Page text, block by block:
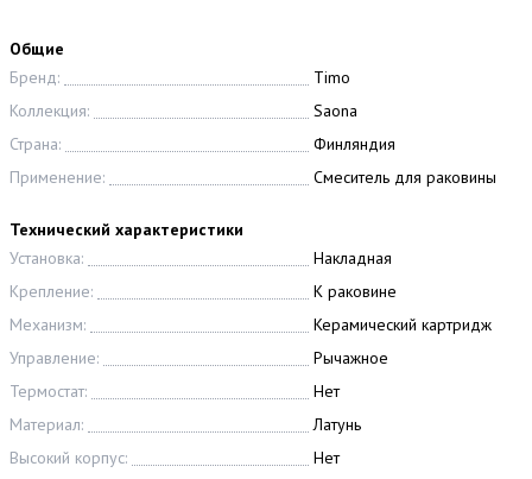
Общие
Бренд:
Timo
Коллекция:
Saona
Страна:
Финляндия
Применение:
Смеситель для раковины
Технический характеристики
Установка:
Накладная
Крепление:
К раковине
Механизм:
Керамический картридж
Управление:
Рычажное
Термостат:
Нет
Материал:
Латунь
Высокий корпус:
Нет